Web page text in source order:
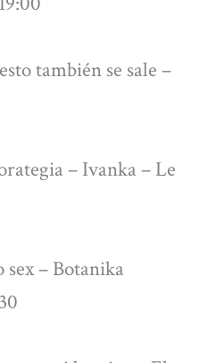
también se sale –
– Ivanka – Le
– Botanika